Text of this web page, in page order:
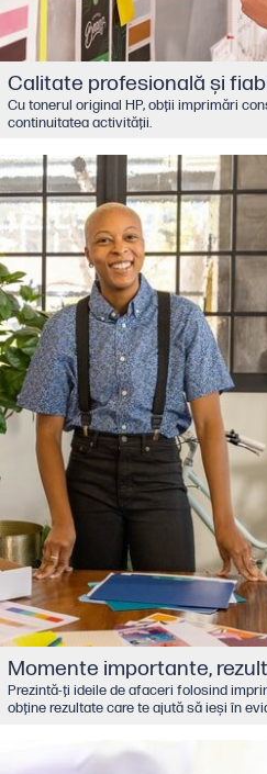
Calitate profesională şi
Cu tonerul original HP, obţii imprimări
continuitatea activităţii.
Momente importante,
Prezintă-ţi ideile de afaceri folosind
obţine rezultate care te ajută să ieşi în